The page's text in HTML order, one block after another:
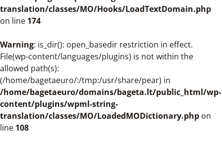
translation/classes/MO/Hooks/LoadTextDomain.php
on line 174
Warning: is_dir(): open_basedir restriction in effect.
File(wp-content/languages/plugins) is not within the
allowed path(s):
(/home/bagetaeuro/:/tmp:/usr/share/pear) in
/home/bagetaeuro/domains/bageta.lt/public_html/wp-
content/plugins/wpml-string-
translation/classes/MO/LoadedMODictionary.php on
line 108